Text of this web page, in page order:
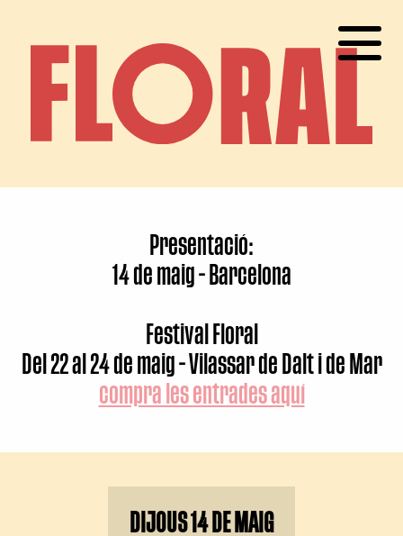
Presentació:
14 de maig - Barcelona
Festival Floral
Del 22 al 24 de maig - Vilassar de Dalt i de Mar
compra les entrades aquí
DIJOUS 14 DE MAIG